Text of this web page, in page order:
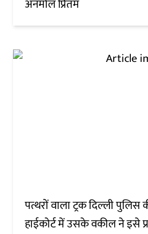
अनमोल प्रितम
पत्थरों वाला ट्रक दिल्ली
हाईकोर्ट में उसके वकील ने इसे